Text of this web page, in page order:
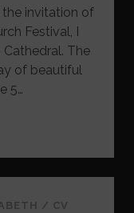
the invitation of
Festival, I
The
of beautiful
5…
/ CV